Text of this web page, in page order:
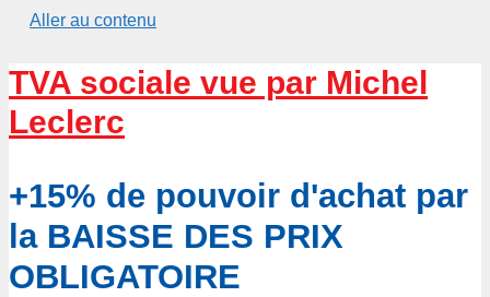
Aller au contenu
TVA sociale vue par Michel
Leclerc
+15% de pouvoir d'achat par
la BAISSE DES PRIX
OBLIGATOIRE